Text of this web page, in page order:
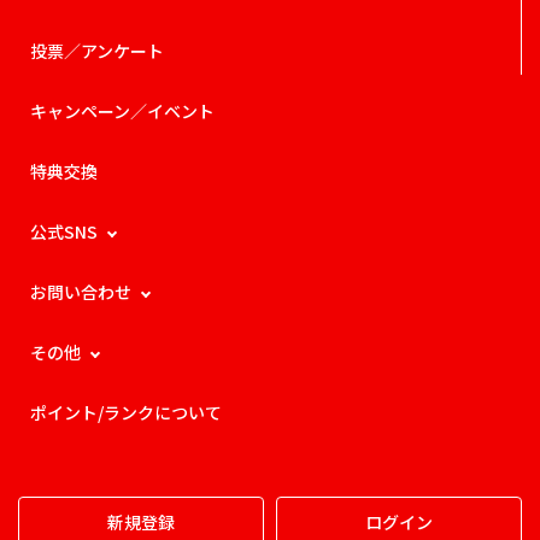
投票／アンケート
キャンペーン／イベント
特典交換
公式SNS
お問い合わせ
その他
ポイント/ランクについて
新規登録 ログイン